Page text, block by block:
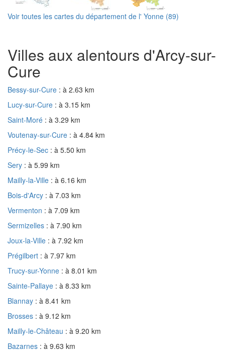
Voir toutes les cartes du département de l' Yonne (89)
Villes aux alentours d'Arcy-sur-
Cure
Bessy-sur-Cure : à 2.63 km
Lucy-sur-Cure : à 3.15 km
Saint-Moré : à 3.29 km
Voutenay-sur-Cure : à 4.84 km
Précy-le-Sec : à 5.50 km
Sery : à 5.99 km
Mailly-la-Ville : à 6.16 km
Bois-d'Arcy : à 7.03 km
Vermenton : à 7.09 km
Sermizelles : à 7.90 km
Joux-la-Ville : à 7.92 km
Prégilbert : à 7.97 km
Trucy-sur-Yonne : à 8.01 km
Sainte-Pallaye : à 8.33 km
Blannay : à 8.41 km
Brosses : à 9.12 km
Mailly-le-Château : à 9.20 km
Bazarnes : à 9.63 km